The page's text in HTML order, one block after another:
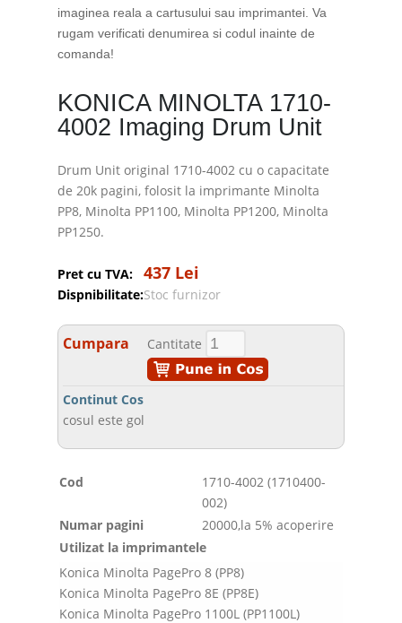
imaginea reala a cartusului sau imprimantei. Va
rugam verificati denumirea si codul inainte de
comanda!
KONICA MINOLTA 1710-
4002 Imaging Drum Unit
Drum Unit original 1710-4002 cu o capacitate
de 20k pagini, folosit la imprimante Minolta
PP8, Minolta PP1100, Minolta PP1200, Minolta
PP1250.
Pret cu TVA: 437 Lei
Dispnibilitate:Stoc furnizor
Cumpara Cantitate
Continut Cos
cosul este gol
Cod
1710-4002 (1710400-
002)
Numar pagini
20000,la 5% acoperire
Utilizat la imprimantele
Konica Minolta PagePro 8 (PP8)
Konica Minolta PagePro 8E (PP8E)
Konica Minolta PagePro 1100L (PP1100L)